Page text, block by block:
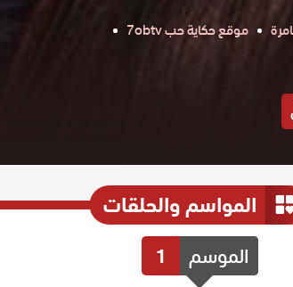
موقع حكاية حب 7obtv
المواسم والحلقات
الموسم 1